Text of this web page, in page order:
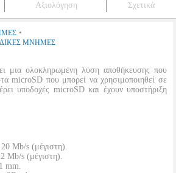
Αξιολόγηση Σχετικά
•
ΜΝΗΜΕΣ
μια ολοκληρωμένη λύση αποθήκευσης που
microSD που μπορεί να χρησιμοποιηθεί σε
υποδοχές microSD και έχουν υποστήριξη
20 Mb/s (μέγιστη).
Mb/s (μέγιστη).
mm.